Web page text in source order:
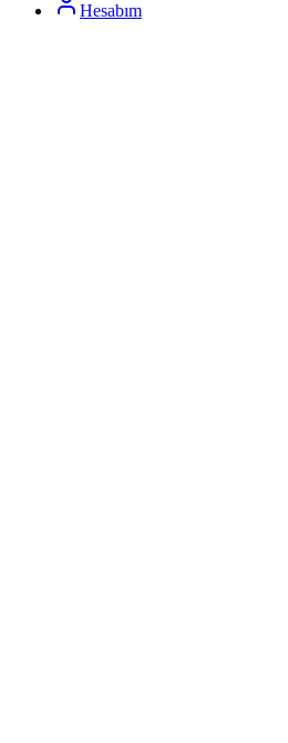
Hesabım